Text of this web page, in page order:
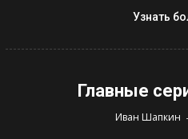
Узнать
Главные
Иван Шапкин -